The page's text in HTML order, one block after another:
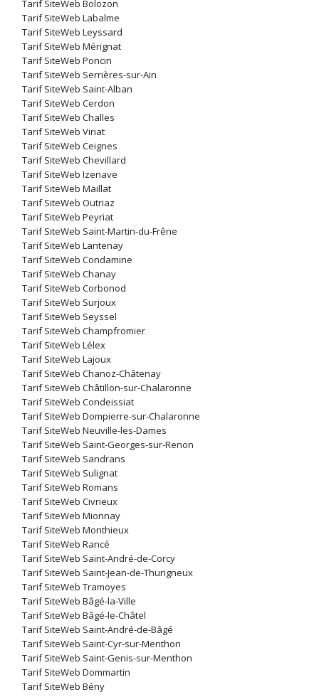
Tarif SiteWeb Bolozon
Tarif SiteWeb Labalme
Tarif SiteWeb Leyssard
Tarif SiteWeb Mérignat
Tarif SiteWeb Poncin
Tarif SiteWeb Serrières-sur-Ain
Tarif SiteWeb Saint-Alban
Tarif SiteWeb Cerdon
Tarif SiteWeb Challes
Tarif SiteWeb Viriat
Tarif SiteWeb Ceignes
Tarif SiteWeb Chevillard
Tarif SiteWeb Izenave
Tarif SiteWeb Maillat
Tarif SiteWeb Outriaz
Tarif SiteWeb Peyriat
Tarif SiteWeb Saint-Martin-du-Frêne
Tarif SiteWeb Lantenay
Tarif SiteWeb Condamine
Tarif SiteWeb Chanay
Tarif SiteWeb Corbonod
Tarif SiteWeb Surjoux
Tarif SiteWeb Seyssel
Tarif SiteWeb Champfromier
Tarif SiteWeb Lélex
Tarif SiteWeb Lajoux
Tarif SiteWeb Chanoz-Châtenay
Tarif SiteWeb Châtillon-sur-Chalaronne
Tarif SiteWeb Condeissiat
Tarif SiteWeb Dompierre-sur-Chalaronne
Tarif SiteWeb Neuville-les-Dames
Tarif SiteWeb Saint-Georges-sur-Renon
Tarif SiteWeb Sandrans
Tarif SiteWeb Sulignat
Tarif SiteWeb Romans
Tarif SiteWeb Civrieux
Tarif SiteWeb Mionnay
Tarif SiteWeb Monthieux
Tarif SiteWeb Rancé
Tarif SiteWeb Saint-André-de-Corcy
Tarif SiteWeb Saint-Jean-de-Thurigneux
Tarif SiteWeb Tramoyes
Tarif SiteWeb Bâgé-la-Ville
Tarif SiteWeb Bâgé-le-Châtel
Tarif SiteWeb Saint-André-de-Bâgé
Tarif SiteWeb Saint-Cyr-sur-Menthon
Tarif SiteWeb Saint-Genis-sur-Menthon
Tarif SiteWeb Dommartin
Tarif SiteWeb Bény